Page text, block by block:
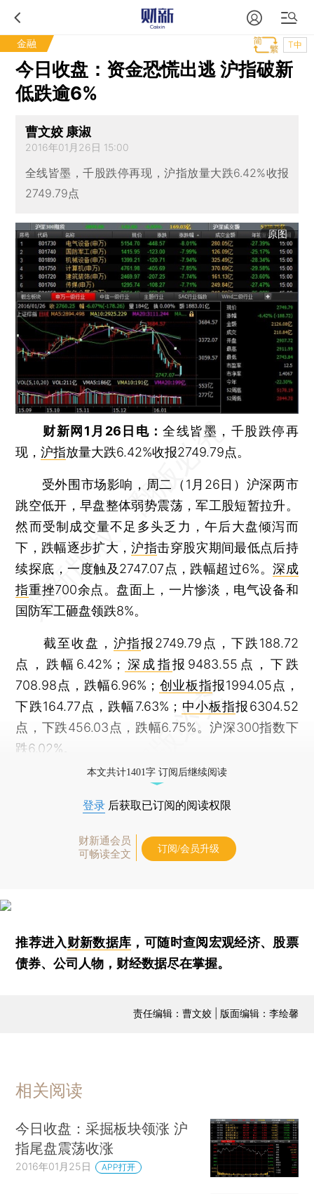
金融 T中
今日收盘：资金恐慌出逃 沪指破新
低跌逾6%
曹文姣 康淑
2016年01月26日 15:00
全线皆墨，千股跌停再现，沪指放量大跌6.42%收报
2749.79点
原图
财新网1月26日电：全线皆墨，千股跌停再
现，沪指放量大跌6.42%收报2749.79点。
受外围市场影响，周二（1月26日）沪深两市
跳空低开，早盘整体弱势震荡，军工股短暂拉升。
然而受制成交量不足多头乏力，午后大盘倾泻而
下，跌幅逐步扩大，沪指击穿股灾期间最低点后持
续探底，一度触及2747.07点，跌幅超过6%。深成
指重挫700余点。盘面上，一片惨淡，电气设备和
国防军工砸盘领跌8%。
截至收盘， 沪指报2749.79点，下跌188.72
点，跌幅6.42%； 深成指报9483.55点，下跌
708.98点，跌幅6.96%； 创业板指报1994.05点，
下跌164.77点，跌幅7.63%； 中小板指报6304.52
点，下跌456.03点，跌幅6.75%。沪深300指数下
跌6.02%。
本文共计1401字 订阅后继续阅读
登录 后获取已订阅的阅读权限
财新通会员
可畅读全文
订阅/会员升级
推荐进入财新数据库 ，可随时查阅宏观经济、股票
债券、公司人物，财经数据尽在掌握。
责任编辑：曹文姣 | 版面编辑：李绘馨
相关阅读
今日收盘：采掘板块领涨 沪
指尾盘震荡收涨
2016年01月25日 APP打开